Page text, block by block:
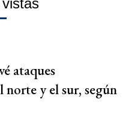
ataques
norte y el sur, según